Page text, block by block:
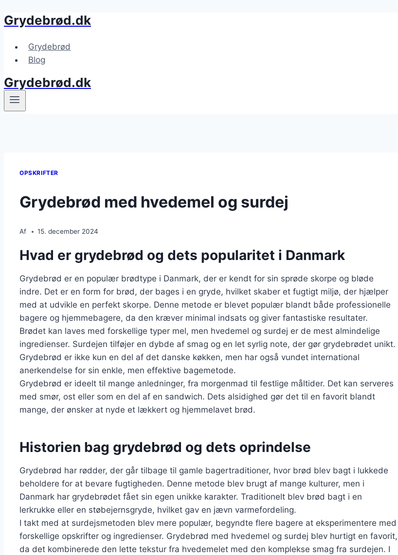
Fortsæt
indhold
Grydebrød.dk
Grydebrød
Blog
Grydebrød.dk
OPSKRIFTER
Grydebrød med hvedemel og surdej
Af 15. december 2024
Hvad er grydebrød og dets popularitet i Danmark
Grydebrød er en populær brødtype i Danmark, der er kendt for sin sprøde skorpe og bløde
indre. Det er en form for brød, der bages i en gryde, hvilket skaber et fugtigt miljø, der hjælper
med at udvikle en perfekt skorpe. Denne metode er blevet populær blandt både professionelle
bagere og hjemmebagere, da den kræver minimal indsats og giver fantastiske resultater.
Brødet kan laves med forskellige typer mel, men hvedemel og surdej er de mest almindelige
ingredienser. Surdejen tilføjer en dybde af smag og en let syrlig note, der gør grydebrødet unikt.
Grydebrød er ikke kun en del af det danske køkken, men har også vundet international
anerkendelse for sin enkle, men effektive bagemetode.
Grydebrød er ideelt til mange anledninger, fra morgenmad til festlige måltider. Det kan serveres
med smør, ost eller som en del af en sandwich. Dets alsidighed gør det til en favorit blandt
mange, der ønsker at nyde et lækkert og hjemmelavet brød.
Historien bag grydebrød og dets oprindelse
Grydebrød har rødder, der går tilbage til gamle bagertraditioner, hvor brød blev bagt i lukkede
beholdere for at bevare fugtigheden. Denne metode blev brugt af mange kulturer, men i
Danmark har grydebrødet fået sin egen unikke karakter. Traditionelt blev brød bagt i en
lerkrukke eller en støbejernsgryde, hvilket gav en jævn varmefordeling.
I takt med at surdejsmetoden blev mere populær, begyndte flere bagere at eksperimentere med
forskellige opskrifter og ingredienser. Grydebrød med hvedemel og surdej blev hurtigt en favorit,
da det kombinerede den lette tekstur fra hvedemelet med den komplekse smag fra surdejen. I